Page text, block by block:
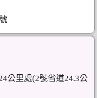
公里處(2號省道24.3公